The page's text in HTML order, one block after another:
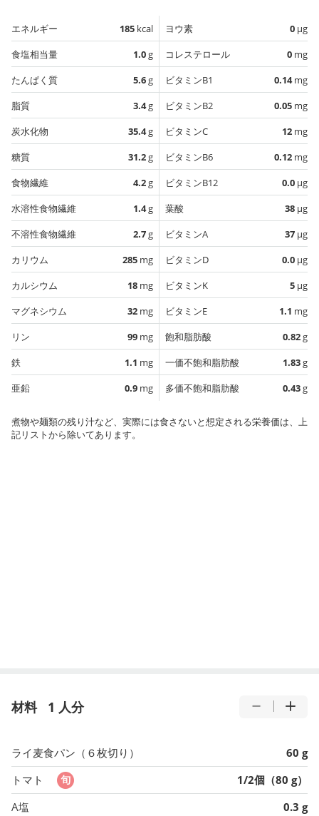
エネルギー 185 kcal
食塩相当量
1.0g
たんぱく質
5.6g
脂質
3.4g
炭水化物
35.4g
糖質
31.2g
食物繊維
4.2g
水溶性食物繊維
1.4g
不溶性食物繊維
2.7g
カリウム
285 mg
カルシウム
18 mg
マグネシウム
32 mg
リン
99 mg
鉄
1.1 mg
亜鉛
0.9 mg
ヨウ素 0 µg
コレステロール
0 mg
ビタミンB1
0.14mg
ビタミンB2
0.05 mg
ビタミンC
12 mg
ビタミンB6
0.12 mg
ビタミンB12
0.0 µg
葉酸
38 µg
ビタミンA
37 µg
ビタミンD
0.0 µg
ビタミンK
5 µg
ビタミンE
1.1 mg
飽和脂肪酸
0.82g
一価不飽和脂肪酸
1.83g
多価不飽和脂肪酸
0.43g
煮物や麺類の残り汁など、実際には食さないと想定される栄養価は、上
記リストから除いてあります。
材料 1 人分
ライ麦食パン（６枚切り）
60 g
トマト
1/2個（80 g）
A塩
0.3 g